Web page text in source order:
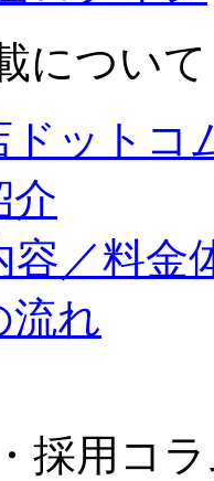
について
ドットコ
介
容／料金
流れ
採用コ